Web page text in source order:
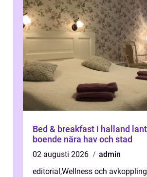
Bed & breakfast i halland lantligt
boende nära hav och stad
02 augusti 2026
admin
editorial ,Wellness och avkoppling